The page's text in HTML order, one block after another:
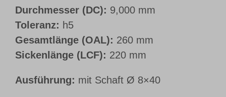
Durchmesser (DC): 9,000 mm
Toleranz: h5
Gesamtlänge (OAL): 260 mm
Sickenlänge (LCF): 220 mm
Ausführung: mit Schaft Ø 8×40